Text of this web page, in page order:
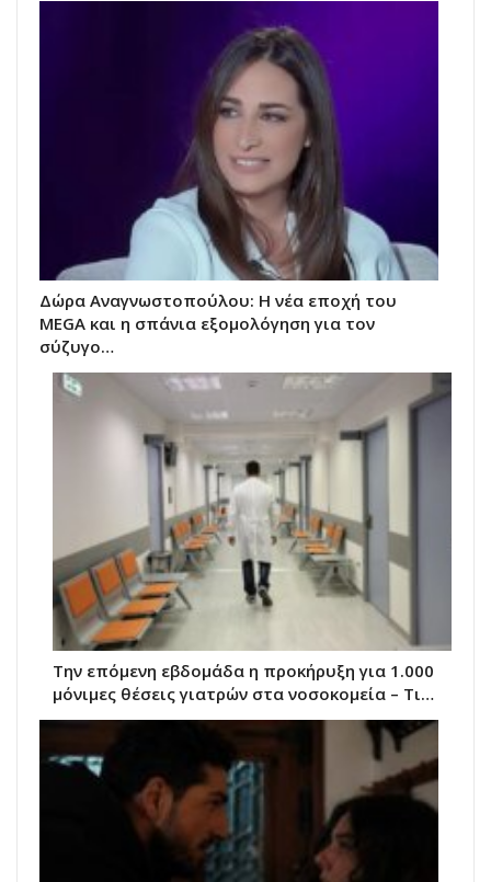
Δώρα Αναγνωστοπούλου: Η νέα εποχή του
MEGA και η σπάνια εξομολόγηση για τον
σύζυγο…
Την επόμενη εβδομάδα η προκήρυξη για 1.000
μόνιμες θέσεις γιατρών στα νοσοκομεία – Τι…